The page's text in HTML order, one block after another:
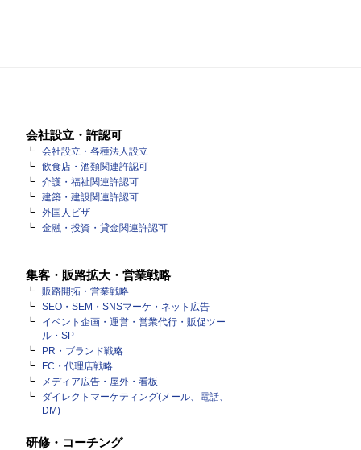
会社設立・許認可
会社設立・各種法人設立
飲食店・酒類関連許認可
介護・福祉関連許認可
建築・建設関連許認可
外国人ビザ
金融・投資・貸金関連許認可
集客・販路拡大・営業戦略
販路開拓・営業戦略
SEO・SEM・SNSマーケ・ネット広告
イベント企画・運営・営業代行・販促ツー
ル・SP
PR・ブランド戦略
FC・代理店戦略
メディア広告・屋外・看板
ダイレクトマーケティング(メール、電話、
DM)
研修・コーチング